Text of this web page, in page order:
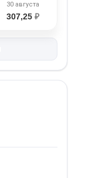
30 августа
307,25 ₽